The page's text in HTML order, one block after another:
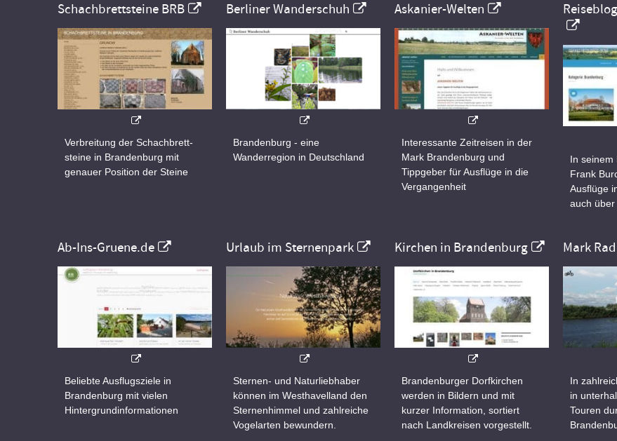
Schachbrettsteine BRB
Verbreitung der Schachbrett-
steine in Brandenburg mit
genauer Position der Steine
Berliner Wanderschuh
Brandenburg - eine
Wanderregion in Deutschland
Askanier-Welten
Interessante Zeitreisen in der
Mark Brandenburg und
Tippgeber für Ausflüge in die
Vergangenheit
In seinem
Frank
Ausflüge
auch über
Ab-Ins-Gruene.de
Beliebte Ausflugsziele in
Brandenburg mit vielen
Hintergrundinformationen
Urlaub im Sternenpark
Sternen- und Naturliebhaber
können im Westhavelland den
Sternenhimmel und zahlreiche
Vogelarten bewundern.
Kirchen in Brandenburg
Brandenburger Dorfkirchen
werden in Bildern und mit
kurzer Information, sortiert
nach Landkreisen vorgestellt.
Mark
In
in
Touren